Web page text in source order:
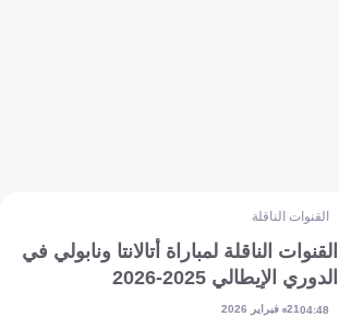
القنوات الناقلة
القنوات الناقلة لمباراة أتالانتا ونابولي في
الدوري الإيطالي 2025-2026
04:4821 فبراير 2026